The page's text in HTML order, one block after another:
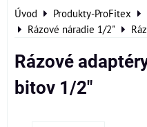
Úvod Produkty-ProFitex
Rázové náradie 1/2"
Rázové
bitov 1/2"